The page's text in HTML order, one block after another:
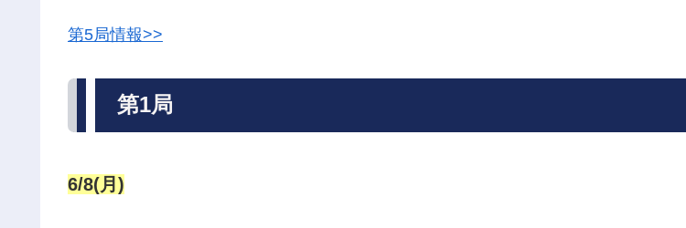
第5局情報>>
第1局
6/8(月)